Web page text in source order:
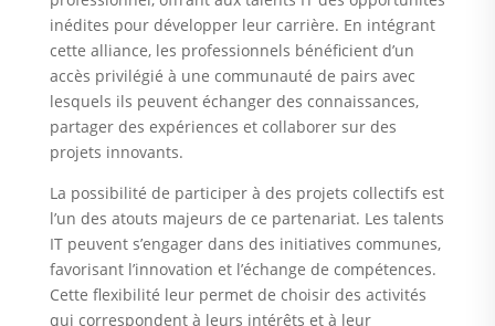
inédites pour développer leur carrière. En intégrant
cette alliance, les professionnels bénéficient d’un
accès privilégié à une communauté de pairs avec
lesquels ils peuvent échanger des connaissances,
partager des expériences et collaborer sur des
projets innovants.
La possibilité de participer à des projets collectifs est
l’un des atouts majeurs de ce partenariat. Les talents
IT peuvent s’engager dans des initiatives communes,
favorisant l’innovation et l’échange de compétences.
Cette flexibilité leur permet de choisir des activités
qui correspondent à leurs intérêts et à leur